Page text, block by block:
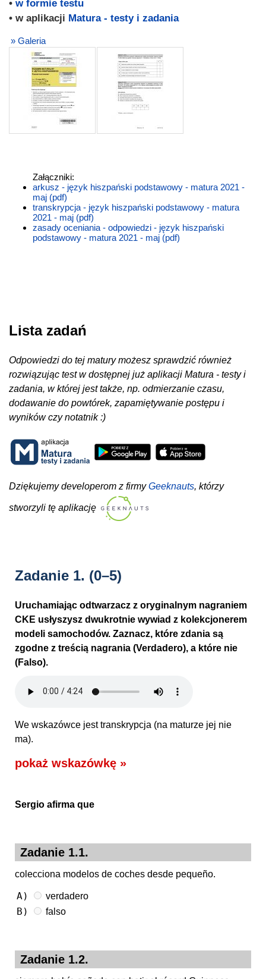
• w formie testu
• w aplikacji Matura - testy i zadania
» Galeria
Załączniki:
arkusz - język hiszpański podstawowy - matura 2021 -
maj (pdf)
transkrypcja - język hiszpański podstawowy - matura
2021 - maj (pdf)
zasady oceniania - odpowiedzi - język hiszpański
podstawowy - matura 2021 - maj (pdf)
Lista zadań
Odpowiedzi do tej matury możesz sprawdzić również
rozwiązując test w dostępnej już aplikacji Matura - testy i
zadania, w której jest także, np. odmierzanie czasu,
dodawanie do powtórek, zapamiętywanie postępu i
wyników czy notatnik :)
Dziękujemy developerom z firmyGeeknauts, którzy
stworzyli tę aplikację
Zadanie 1. (0–5)
Uruchamiając odtwarzacz z oryginalnym nagraniem
CKE usłyszysz dwukrotnie wywiad z kolekcjonerem
modeli samochodów. Zaznacz, które zdania są
zgodne z treścią nagrania (Verdadero), a które nie
(Falso).
We wskazówce jest transkrypcja (na maturze jej nie
ma).
pokaż wskazówkę »
Sergio afirma que
Zadanie 1.1.
colecciona modelos de coches desde pequeño.
A) verdadero
B) falso
Zadanie 1.2.